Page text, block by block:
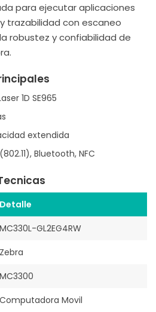
para ejecutar aplicaciones
trazabilidad con escaneo
robustez y confiabilidad de
1D SE965
extendida
Bluetooth, NFC
Detalle
MC330L-GL2EG4RW
Zebra
MC3300
Computadora Movil